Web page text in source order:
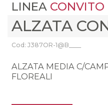
LINEA CONVITO
ALZATA
Cod: J387OR-1@B____
ALZATA MEDIA C/
FLOREALI